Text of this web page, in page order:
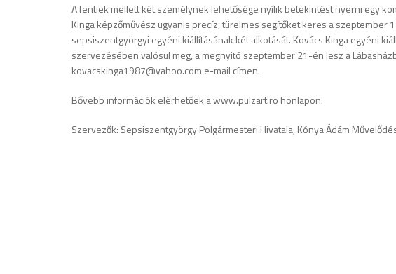
A fentiek mellett két személynek lehetősége nyílik betekintést nyerni egy
Kinga képzőművész ugyanis precíz, türelmes segítőket keres a
sepsiszentgyörgyi egyéni kiállításának két alkotását. Kovács Kinga egyéni
szervezésében valósul meg, a megnyitó szeptember 21-én lesz a
kovacskinga1987@yahoo.com e-mail címen.
Bővebb információk elérhetőek a www.pulzart.ro honlapon.
Szervezők: Sepsiszentgyörgy Polgármesteri Hivatala, Kónya Ádám